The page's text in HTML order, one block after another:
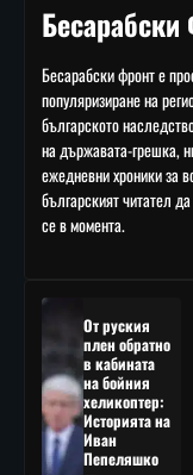
Бесарабски фронт е
популяризиране на
българското
на държавата-грешка,
ежедневни хроники за
българският читател
се в момента.
От руския
плен обратно
в кабината
на бойния
хеликоптер:
Историята на
Иван
Пепеляшко